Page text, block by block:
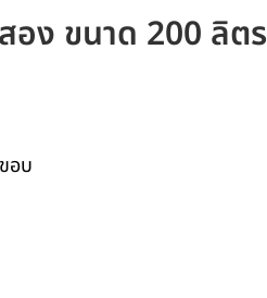
ง ขนาด 200 ลิตร
อบ